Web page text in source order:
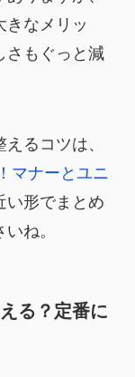
きなメリッ
さもぐっと減
るコツは、
マナーとユニ
い形でまとめ
ね。
る？定番に